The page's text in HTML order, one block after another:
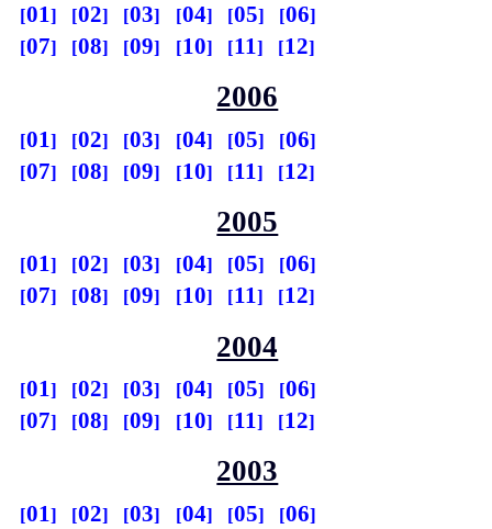
01 02 03 04 05
06
07
08 09 10 11 12
2006
01 02 03 04 05
06
07
08 09 10 11 12
2005
01 02 03 04 05
06
07
08 09 10 11 12
2004
01 02 03 04 05
06
07
08 09 10 11 12
2003
01 02 03 04 05
06